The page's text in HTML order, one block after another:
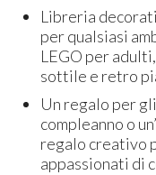
Libreria
per qualsiasi
LEGO per
sottile e retro
Un regalo per
compleanno o
regalo creativo
appassionati di